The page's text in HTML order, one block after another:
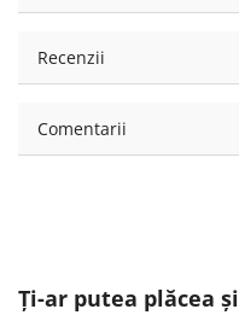
Recenzii
Comentarii
Ți-ar putea plăcea și